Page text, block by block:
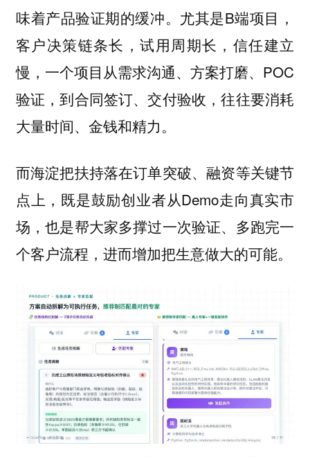
味着产品验证期的缓冲。尤其是B端项目，
客户决策链条长，试用周期长，信任建立
慢，一个项目从需求沟通、方案打磨、POC
验证，到合同签订、交付验收，往往要消耗
大量时间、金钱和精力。
而海淀把扶持落在订单突破、融资等关键节
点上，既是鼓励创业者从Demo走向真实市
场，也是帮大家多撑过一次验证、多跑完一
个客户流程，进而增加把生意做大的可能。